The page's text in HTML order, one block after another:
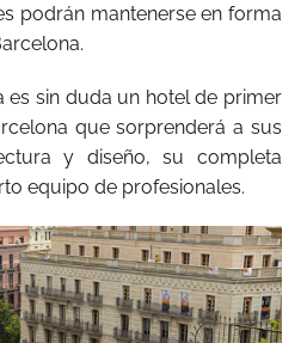
podrán mantenerse en forma
es sin duda un hotel de primer
que sorprenderá a sus
y diseño, su completa
equipo de profesionales.